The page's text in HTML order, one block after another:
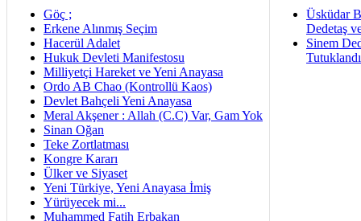
Göç ;
Erkene Alınmış Seçim
Hacerül Adalet
Hukuk Devleti Manifestosu
Milliyetçi Hareket ve Yeni Anayasa
Ordo AB Chao (Kontrollü Kaos)
Devlet Bahçeli Yeni Anayasa
Meral Akşener : Allah (C.C) Var, Gam Yok
Sinan Oğan
Teke Zortlatması
Kongre Kararı
Ülker ve Siyaset
Yeni Türkiye, Yeni Anayasa İmiş
Yürüyecek mi...
Muhammed Fatih Erbakan
Üsküdar
Dedetaş
Sinem